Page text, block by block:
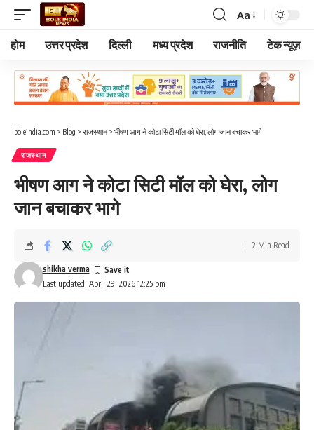
Font
Resizer
Aa
होम उत्तर प्रदेश दिल्ली मध्य प्रदेश राजनीति टेक न्यूज़
boleindia.com > Blog > राजस्थान> भीषण आग ने कोटा सिटी मॉल को घेरा, लोग जान बचाकर भागे
राजस्थान
भीषण आग ने कोटा सिटी मॉल को घेरा, लोग
जान बचाकर भागे
Last updated: April 29, 2026 12:25 pm
shikha verma
2 Min Read